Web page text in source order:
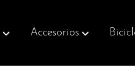
Accesorios